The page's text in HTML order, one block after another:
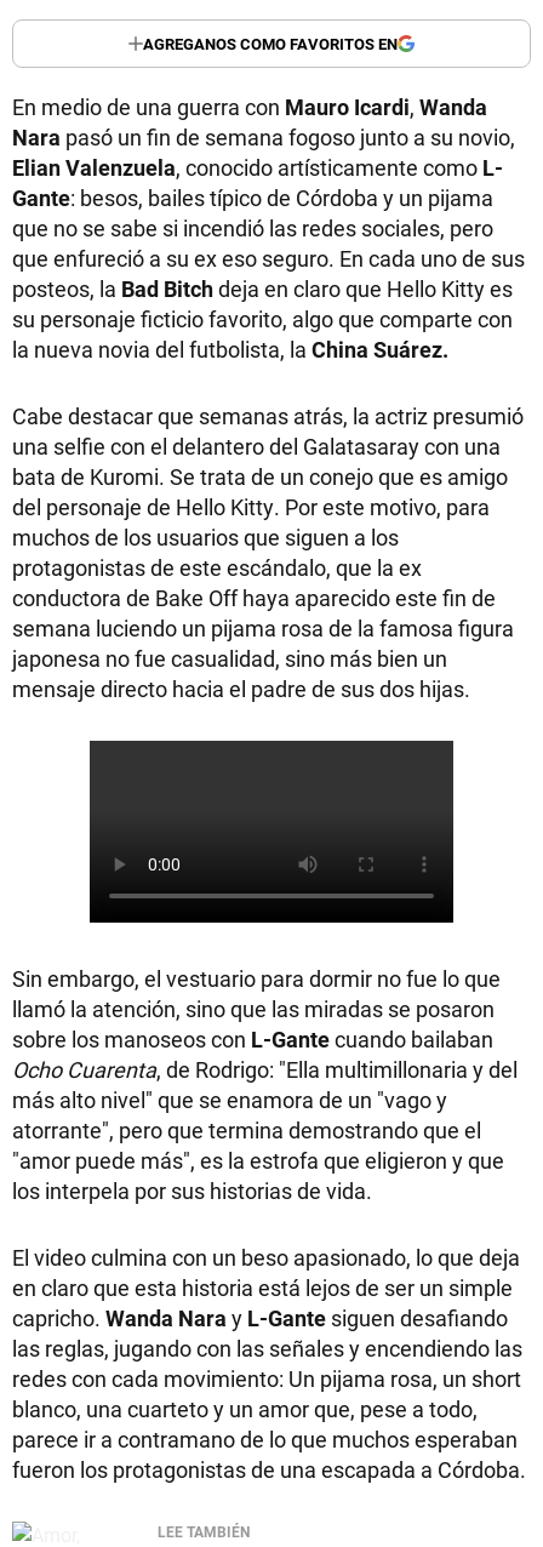
AGREGANOS COMO FAVORITOS EN
En medio de una guerra con Mauro Icardi, Wanda
Nara pasó un fin de semana fogoso junto a su novio,
Elian Valenzuela, conocido artísticamente como L-
Gante: besos, bailes típico de Córdoba y un pijama
que no se sabe si incendió las redes sociales, pero
que enfureció a su ex eso seguro. En cada uno de sus
posteos, la Bad Bitchdeja en claro que Hello Kitty es
su personaje ficticio favorito, algo que comparte con
la nueva novia del futbolista, la China Suárez.
Cabe destacar que semanas atrás, la actriz presumió
una selfie con el delantero del Galatasaray con una
bata de Kuromi. Se trata de un conejo que es amigo
del personaje de Hello Kitty. Por este motivo, para
muchos de los usuarios que siguen a los
protagonistas de este escándalo, que la ex
conductora de Bake Off haya aparecido este fin de
semana luciendo un pijama rosa de la famosa figura
japonesa no fue casualidad, sino más bien un
mensaje directo hacia el padre de sus dos hijas.
Sin embargo, el vestuario para dormir no fue lo que
llamó la atención, sino que las miradas se posaron
sobre los manoseos con L-Gantecuando bailaban
Ocho Cuarenta, de Rodrigo: "Ella multimillonaria y del
más alto nivel" que se enamora de un "vago y
atorrante", pero que termina demostrando que el
"amor puede más", es la estrofa que eligieron y que
los interpela por sus historias de vida.
El video culmina con un beso apasionado, lo que deja
en claro que esta historia está lejos de ser un simple
capricho. Wanda Nara y L-Gante siguen desafiando
las reglas, jugando con las señales y encendiendo las
redes con cada movimiento: Un pijama rosa, un short
blanco, una cuarteto y un amor que, pese a todo,
parece ir a contramano de lo que muchos esperaban
fueron los protagonistas de una escapada a Córdoba.
LEE TAMBIÉN